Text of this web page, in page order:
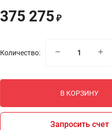
375 275 ₽
Количество:
В КОРЗИНУ
Запросить счет